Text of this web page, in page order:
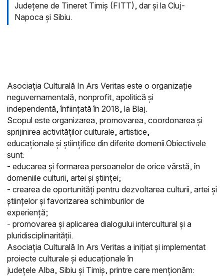
Județene de Tineret Timiș (FITT), dar și la Cluj-
Napoca și Sibiu.
Asociația Culturală In Ars Veritas este o organizație
neguvernamentală, nonprofit, apolitică și
independentă, înființată în 2018, la Blaj.
Scopul este organizarea, promovarea, coordonarea și
sprijinirea activităților culturale, artistice,
educaționale și științifice din diferite domenii.Obiectivele
sunt:
- educarea și formarea persoanelor de orice vârstă, în
domeniile culturii, artei și științei;
- crearea de oportunități pentru dezvoltarea culturii, artei și
științelor și favorizarea schimburilor de
experiență;
- promovarea și aplicarea dialogului intercultural și a
pluridisciplinarității.
Asociația Culturală In Ars Veritas a inițiat și implementat
proiecte culturale și educaționale în
județele Alba, Sibiu și Timiș, printre care menționăm: